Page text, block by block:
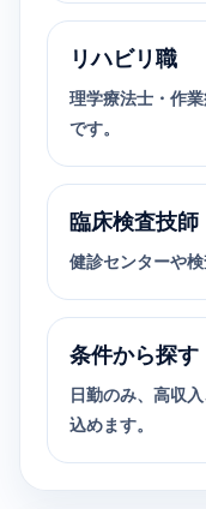
リハビリ職
理学療法士・作
です。
臨床検査技師
健診センターや
条件から探す
日勤のみ、高収
込めます。